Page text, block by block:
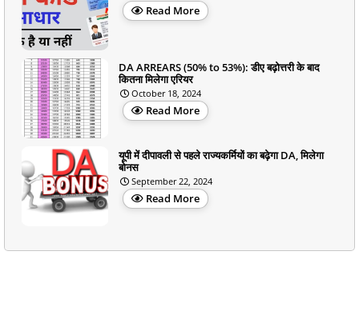
Read More
DA ARREARS (50% to 53%): डीए बढ़ोत्तरी के बाद
कितना मिलेगा एरियर
October 18, 2024
Read More
यूपी में दीपावली से पहले राज्यकर्मियों का बढ़ेगा DA, मिलेगा
बोनस
September 22, 2024
Read More